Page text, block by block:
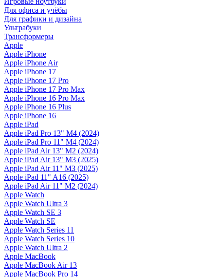
Для офиса и учёбы
Для графики и дизайна
Ультрабуки
Трансформеры
Apple
Apple iPhone
Apple iPhone Air
Apple iPhone 17
Apple iPhone 17 Pro
Apple iPhone 17 Pro Max
Apple iPhone 16 Pro Max
Apple iPhone 16 Plus
Apple iPhone 16
Apple iPad
Apple iPad Pro 13" M4 (2024)
Apple iPad Pro 11" M4 (2024)
Apple iPad Air 13" M2 (2024)
Apple iPad Air 13" M3 (2025)
Apple iPad Air 11" M3 (2025)
Apple iPad 11" A16 (2025)
Apple iPad Air 11" M2 (2024)
Apple Watch
Apple Watch Ultra 3
Apple Watch SE 3
Apple Watch SE
Apple Watch Series 11
Apple Watch Series 10
Apple Watch Ultra 2
Apple MacBook
Apple MacBook Air 13
Apple MacBook Pro 14